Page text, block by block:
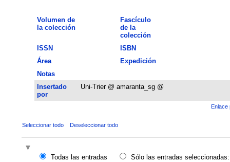
Volumen de
la colección
Fascículo
de la
colección
ISSN
ISBN
Área
Expedición
Notas
Insertado
por
Uni-Trier @ amaranta_sg @
Enlace
Seleccionar todo Deseleccionar todo
Todas las entradas
Sólo las entradas seleccionadas: